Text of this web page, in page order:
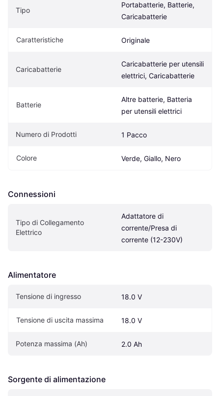
Tipo
Portabatterie, Batterie,
Caricabatterie
Caratteristiche Originale
Caricabatterie
Caricabatterie per utensili
elettrici, Caricabatterie
Batterie
Altre batterie, Batteria
per utensili elettrici
Numero di Prodotti 1 Pacco
Colore Verde, Giallo, Nero
Connessioni
Tipo di Collegamento
Elettrico
Adattatore di
corrente/Presa di
corrente (12-230V)
Alimentatore
Tensione di ingresso 18.0 V
Tensione di uscita massima 18.0 V
Potenza massima (Ah) 2.0 Ah
Sorgente di alimentazione